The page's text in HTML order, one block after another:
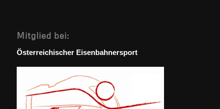
Mitglied bei:
Österreichischer Eisenbahnersport